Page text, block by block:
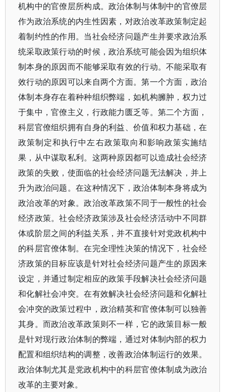
机构中的官僚层所构成。政治体制与体制中的官僚层
作为政治系统的内生性因素，对政治改革政策制定起
着制约性的作用。当社会经济问题产生并要求政治系
统采取政策行动的时候，政治系统可能会因为组织体
制本身的原因而不能够采取有效的行动。不能采取有
效行动的原因可以来自两个方面。第一个方面，政治
体制本身存在着种种组织弊端，如机构臃肿，权力过
于集中，官僚主义，行政能力匮乏等。第二个方面，
科层官僚组织拥有自身的利益、价值和权力基础，在
政策制定和执行中左右政策取向和影响政策实施结
果，从中谋取私利。这两种原因都可以造成社会经济
政策的失败，使面临的社会经济问题无法解决，并上
升为政治问题。在这种情况下，政治体制本身将成为
政治改革的对象。政治改革政策不同于一般性的社会
经济政策。社会经济政策涉及社会经济活动中不同群
体或阶层之间的利益关系，并不直接针对党政机构中
的科层官僚体制。在完全理性决策的情况下，社会经
济政策的目标应该是针对社会经济问题产生的原因来
设定，并通过制定相应的政策手段解决社会经济问题
和化解社会冲突。在有效解决社会经济问题和化解社
会冲突的政策过程中，政治精英和官僚体制可以独善
其身。而政治改革政策则不一样，它的政策目标一般
是针对现行政治体制的弊端，通过对体制内部的权力
配置和组织结构的调整，改善政治体制运行的效果。
政治体制尤其是党政机构中的科层官僚体制成为政治
改革的主要对象。